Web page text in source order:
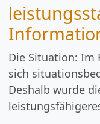
Die Situation: Im
sich
Deshalb wurde